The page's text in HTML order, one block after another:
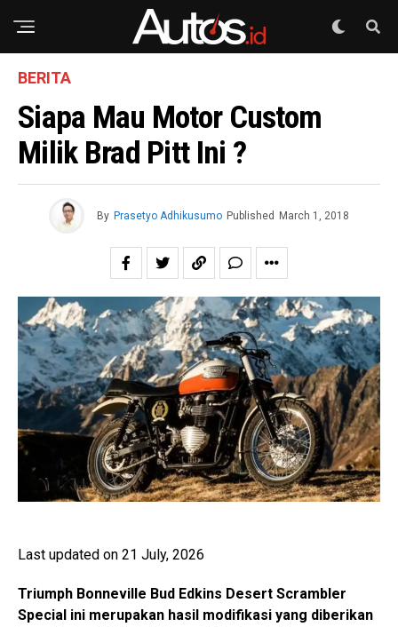
BERITA
Siapa Mau Motor Custom
Milik Brad Pitt Ini ?
By Prasetyo Adhikusumo Published March 1, 2018
Last updated on 21 July, 2026
Triumph Bonneville Bud Edkins Desert Scrambler
Special ini merupakan hasil modifikasi yang diberikan